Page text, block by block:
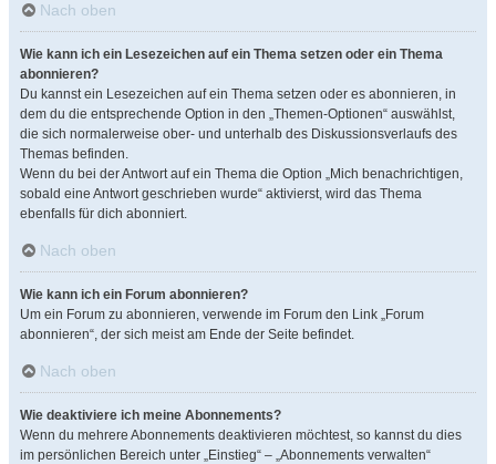
Nach oben
Wie kann ich ein Lesezeichen auf ein Thema setzen oder ein Thema
abonnieren?
Du kannst ein Lesezeichen auf ein Thema setzen oder es abonnieren, in
dem du die entsprechende Option in den „Themen-Optionen“ auswählst,
die sich normalerweise ober- und unterhalb des Diskussionsverlaufs des
Themas befinden.
Wenn du bei der Antwort auf ein Thema die Option „Mich benachrichtigen,
sobald eine Antwort geschrieben wurde“ aktivierst, wird das Thema
ebenfalls für dich abonniert.
Nach oben
Wie kann ich ein Forum abonnieren?
Um ein Forum zu abonnieren, verwende im Forum den Link „Forum
abonnieren“, der sich meist am Ende der Seite befindet.
Nach oben
Wie deaktiviere ich meine Abonnements?
Wenn du mehrere Abonnements deaktivieren möchtest, so kannst du dies
im persönlichen Bereich unter „Einstieg“ – „Abonnements verwalten“